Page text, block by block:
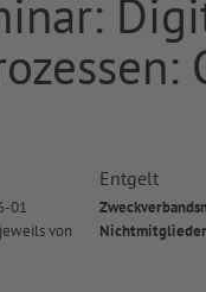
01
von
Entgelt